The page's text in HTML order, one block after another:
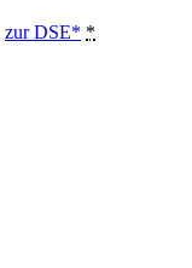
zur DSE* *